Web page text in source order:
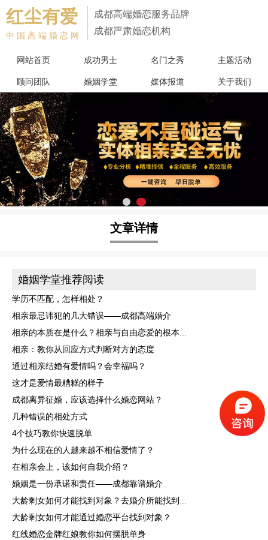
红尘有爱
中国高端婚恋网
成都高端婚恋服务品牌
成都严肃婚恋机构
网站首页 成功男士 名门之秀 主题活动
顾问团队 婚姻学堂 媒体报道 关于我们
文章详情
婚姻学堂推荐阅读
学历不匹配，怎样相处？
相亲最忌讳犯的几大错误——成都高端婚介
相亲的本质在是什么？相亲与自由恋爱的根本...
相亲：教你从回应方式判断对方的态度
通过相亲结婚有爱情吗？会幸福吗？
这才是爱情最糟糕的样子
成都离异征婚，应该选择什么婚恋网站？
几种错误的相处方式
4个技巧教你快速脱单
为什么现在的人越来越不相信爱情了？
在相亲会上，该如何自我介绍？
婚姻是一份承诺和责任——成都靠谱婚介
大龄剩女如何才能找到对象？去婚介所能找到...
大龄剩女如何才能通过婚恋平台找到对象？
红线婚恋金牌红娘教你如何摆脱单身